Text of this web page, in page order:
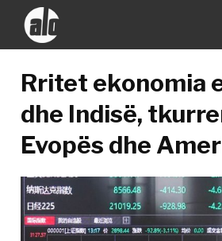
Rritet ekonomia
dhe Indisë,
Evopës dhe